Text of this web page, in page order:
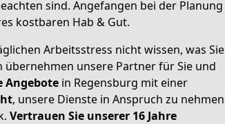
sind. Angefangen bei der Planung
kostbaren Hab & Gut.
Arbeitsstress nicht wissen, was Sie
übernehmen unsere Partner für Sie und
Angebote in Regensburg mit einer
, unsere Dienste in Anspruch zu nehmen
Vertrauen Sie unserer 16 Jahre